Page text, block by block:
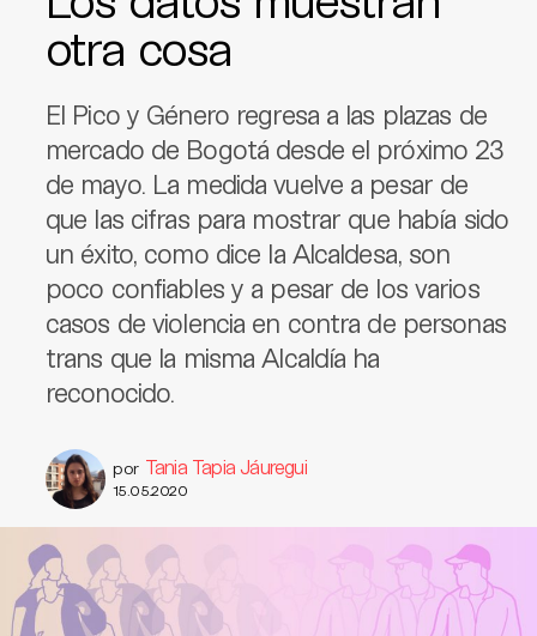
otra cosa
El Pico y Género regresa a las plazas de
mercado de Bogotá desde el próximo 23
de mayo. La medida vuelve a pesar de
que las cifras para mostrar que había sido
un éxito, como dice la Alcaldesa, son
poco confiables y a pesar de los varios
casos de violencia en contra de personas
trans que la misma Alcaldía ha
reconocido.
por Tania Tapia Jáuregui
15.05.2020